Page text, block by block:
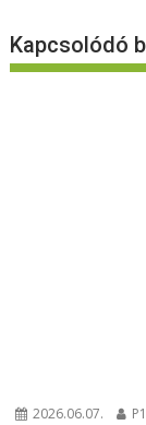
Kapcsolódó
2026.06.07.